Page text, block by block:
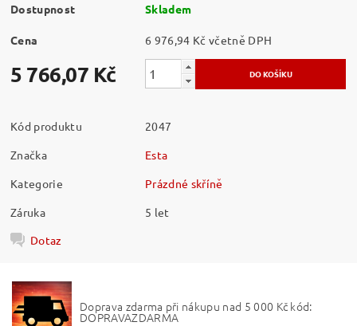
Dostupnost Skladem
Cena 6 976,94 Kč včetně DPH
5 766,07 Kč
Kód produktu
2047
Značka
Esta
Kategorie
Prázdné skříně
Záruka
5 let
Dotaz
Doprava zdarma při nákupu nad 5 000 Kč kód:
DOPRAVAZDARMA